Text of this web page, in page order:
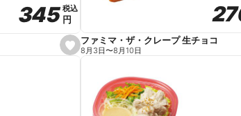
s
e
345
345税込
税込
円
円
ファミマ・ザ・クレープ 生チョコ
8月3日〜8月10日